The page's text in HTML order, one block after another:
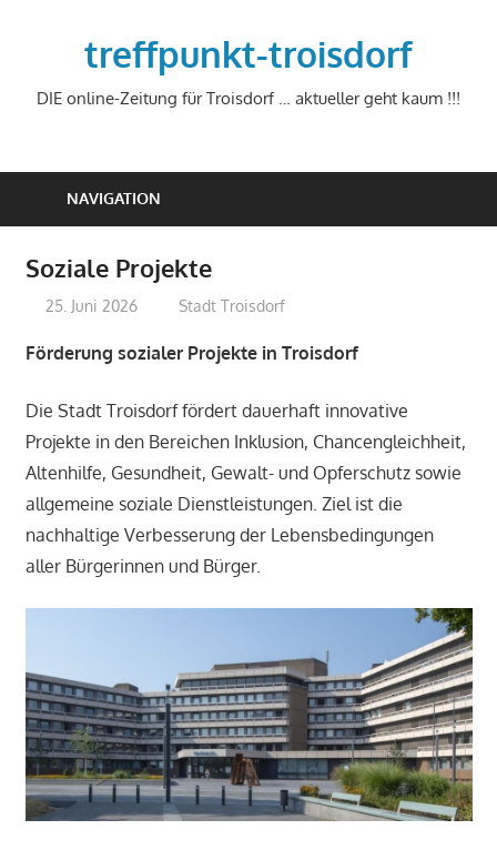
treffpunkt-troisdorf
DIE online-Zeitung für Troisdorf … aktueller geht kaum !!!
NAVIGATION
Soziale Projekte
25. Juni 2026 treffpunkt
Stadt Troisdorf
Förderung sozialer Projekte in Troisdorf
Die Stadt Troisdorf fördert dauerhaft innovative
Projekte in den Bereichen Inklusion, Chancengleichheit,
Altenhilfe, Gesundheit, Gewalt- und Opferschutz sowie
allgemeine soziale Dienstleistungen. Ziel ist die
nachhaltige Verbesserung der Lebensbedingungen
aller Bürgerinnen und Bürger.